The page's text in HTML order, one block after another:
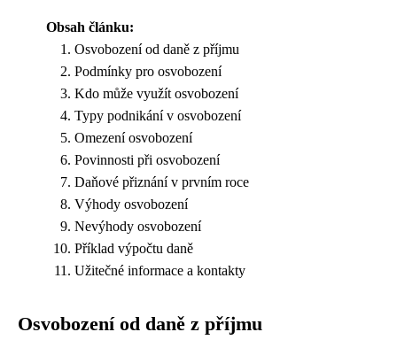
Obsah článku:
Osvobození od daně z příjmu
Podmínky pro osvobození
Kdo může využít osvobození
Typy podnikání v osvobození
Omezení osvobození
Povinnosti při osvobození
Daňové přiznání v prvním roce
Výhody osvobození
Nevýhody osvobození
Příklad výpočtu daně
Užitečné informace a kontakty
Osvobození od daně z příjmu